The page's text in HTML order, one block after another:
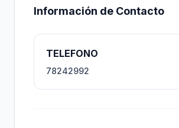
Información de Contacto
TELEFONO
78242992